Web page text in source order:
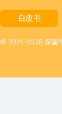
白皮书
© 2021-2026.保留